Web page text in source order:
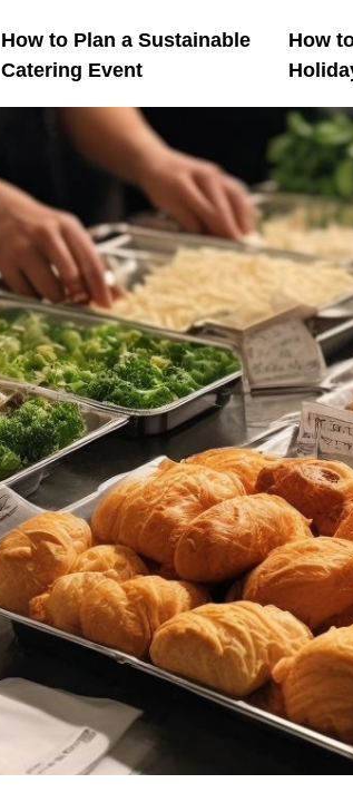
How to Plan a Sustainable
Catering Event
How